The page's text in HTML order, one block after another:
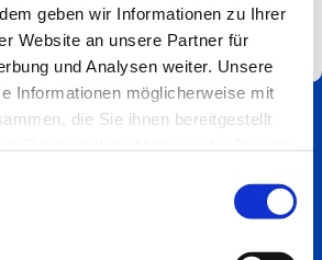
geben wir Informationen zu Ihrer
Website an unsere Partner für
und Analysen weiter. Unsere
Informationen möglicherweise mit
die Sie ihnen bereitgestellt